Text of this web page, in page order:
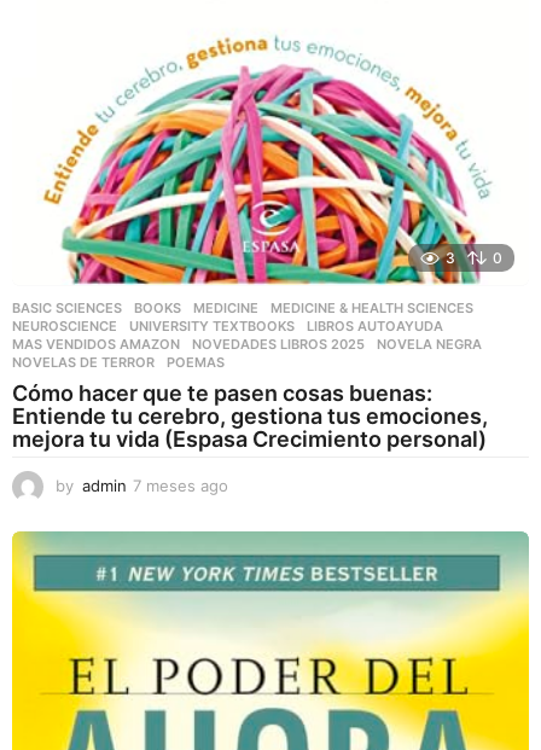
3 0
BASIC SCIENCES ,BOOKS ,MEDICINE ,MEDICINE & HEALTH SCIENCES
NEUROSCIENCE
,UNIVERSITY TEXTBOOKS LIBROS AUTOAYUDA
MAS VENDIDOS AMAZON
,NOVEDADES LIBROS 2025 ,NOVELA NEGRA
NOVELAS DE TERROR
,POEMAS
Cómo hacer que te pasen cosas buenas:
Entiende tu cerebro, gestiona tus emociones,
mejora tu vida (Espasa Crecimiento personal)
by admin 7 meses ago
e
s
e